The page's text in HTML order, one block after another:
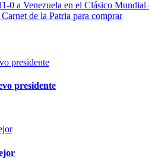
0 a Venezuela en el Clásico Mundial
de la Patria para comprar
presidente